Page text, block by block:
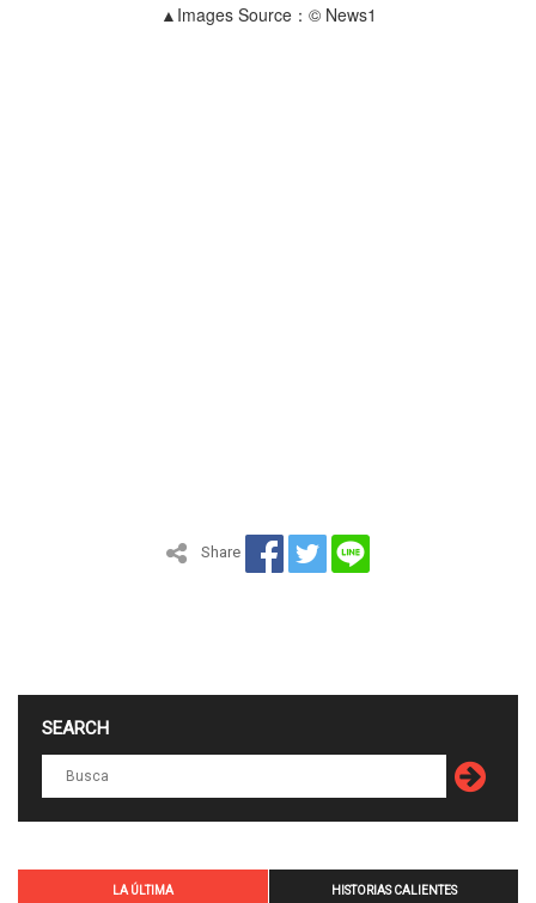
▲Images Source：© News1
Share
SEARCH
LA ÚLTIMA HISTORIAS CALIENTES